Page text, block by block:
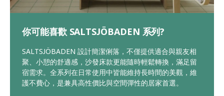
你可能喜歡 SALTSJÖBADEN 系列?
SALTSJÖBADEN 設計簡潔俐落，不僅提供適合與親友相
聚、小憩的舒適感，沙發床款更能隨時輕鬆轉換，滿足留
宿需求。全系列在日常使用中皆能維持長時間的美觀，維
護不費心，是兼具高性價比與空間彈性的居家首選。